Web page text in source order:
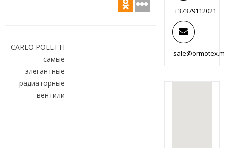
по
записям
CARLO POLETTI
— самые
элегантные
радиаторные
вентили
+37379112021